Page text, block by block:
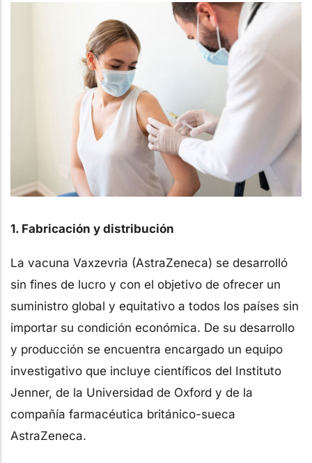
1. Fabricación y distribución
La vacuna Vaxzevria (AstraZeneca) se desarrolló
sin fines de lucro y con el objetivo de ofrecer un
suministro global y equitativo a todos los países sin
importar su condición económica. De su desarrollo
y producción se encuentra encargado un equipo
investigativo que incluye científicos del Instituto
Jenner, de la Universidad de Oxford y de la
compañía farmacéutica británico-sueca
AstraZeneca.